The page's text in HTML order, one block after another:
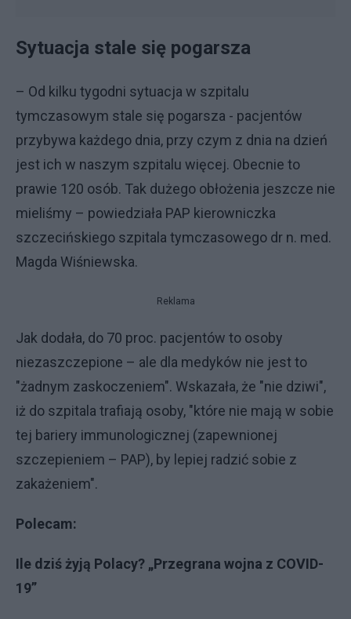
Sytuacja stale się pogarsza
– Od kilku tygodni sytuacja w szpitalu
tymczasowym stale się pogarsza - pacjentów
przybywa każdego dnia, przy czym z dnia na dzień
jest ich w naszym szpitalu więcej. Obecnie to
prawie 120 osób. Tak dużego obłożenia jeszcze nie
mieliśmy – powiedziała PAP kierowniczka
szczecińskiego szpitala tymczasowego dr n. med.
Magda Wiśniewska.
Reklama
Jak dodała, do 70 proc. pacjentów to osoby
niezaszczepione – ale dla medyków nie jest to
"żadnym zaskoczeniem". Wskazała, że "nie dziwi",
iż do szpitala trafiają osoby, "które nie mają w sobie
tej bariery immunologicznej (zapewnionej
szczepieniem – PAP), by lepiej radzić sobie z
zakażeniem".
Polecam:
Ile dziś żyją Polacy? „Przegrana wojna z COVID-
19”